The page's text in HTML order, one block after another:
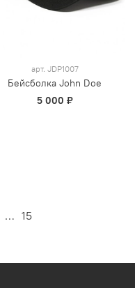
арт. JDP1007
Бейсболка John Doe
5 000 ₽
… 15